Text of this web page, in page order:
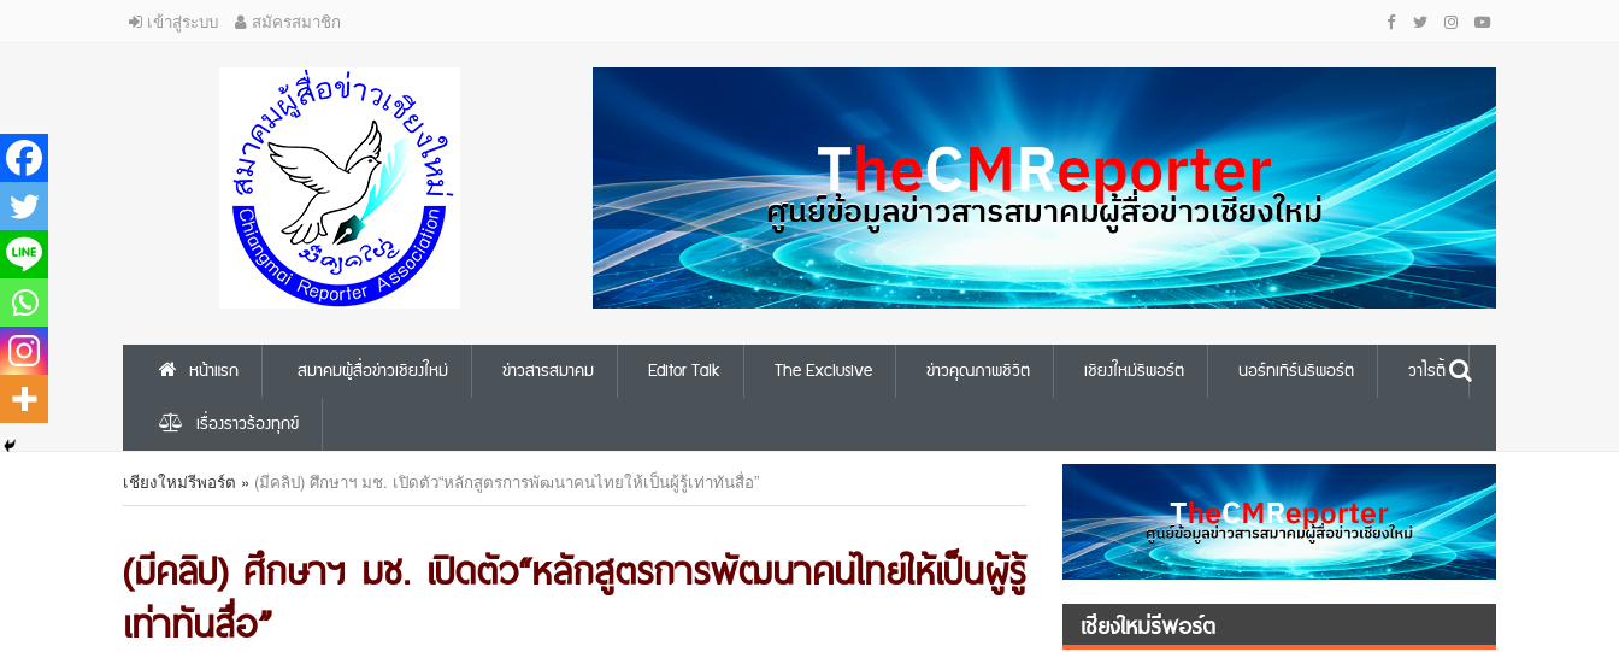
เข้าสู่ระบบ สมัครสมาชิก
หน้าแรก สมาคมผู้สื่อข่าวเชียงใหม่ ข่าวสารสมาคม Editor Talk The Exclusive ข่าวคุณภาพชีวิต เชียงใหม่รีพอร์ต นอร์ทเทิร์นรีพอร์ต
วาไรตี้
เรื่องราวร้องทุกข์
เชียงใหม่รีพอร์ต » (มีคลิป) ศึกษาฯ มช. เปิดตัว“หลักสูตรการพัฒนาคนไทยให้เป็นผู้รู้เท่าทันสื่อ”
(มีคลิป) ศึกษาฯ มช. เปิดตัว“หลักสูตรการพัฒนาคนไทยให้เป็นผู้รู้
เท่าทันสื่อ”
เชียงใหม่รีพอร์ต